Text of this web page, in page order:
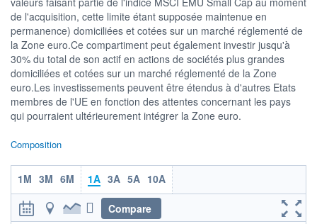
CATÉGORIE MORNINGSTAR
Actions Zone Euro
Moyennes Cap.
FONDS PARTENAIRES
TARIFS PRIVILÉGIÉS
ÉLIGIBILITÉ
PEA PEA-PME BOURSOVIE LUX
BOURSOVIE
Non éligible Boursobank
ACTIF NET (EUR)
559M / 31.07.26
NOTATION MORNINGSTAR ⁽¹⁾
de l'acquisition, cette limite étant supposée maintenue en
permanence) domiciliées et cotées sur un marché réglementé de
la Zone euro.Ce compartiment peut également investir jusqu'à
30% du total de son actif en actions de sociétés plus grandes
domiciliées et cotées sur un marché réglementé de la Zone
euro.Les investissements peuvent être étendus à d'autres Etats
membres de l'UE en fonction des attentes concernant les pays
qui pourraient ultérieurement intégrer la Zone euro.
Composition
1M 3M 6M 1A 3A 5A 10A
Compare